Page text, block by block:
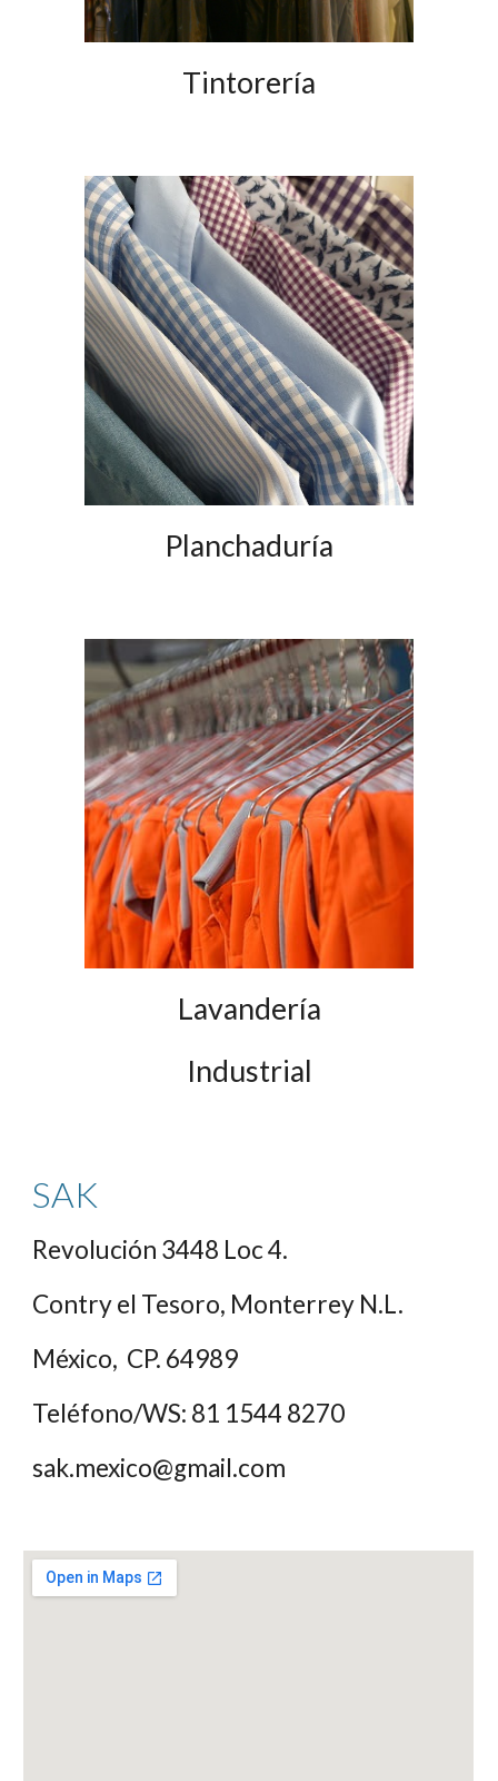
Tintorería
Planchaduría
Lavandería
Industrial
SAK
Revolución 3448 Loc 4.
Contry el Tesoro, Monterrey N.L.
México,  CP. 64989
Teléfono/WS: 81 1544 8270
sak.mexico@gmail.com